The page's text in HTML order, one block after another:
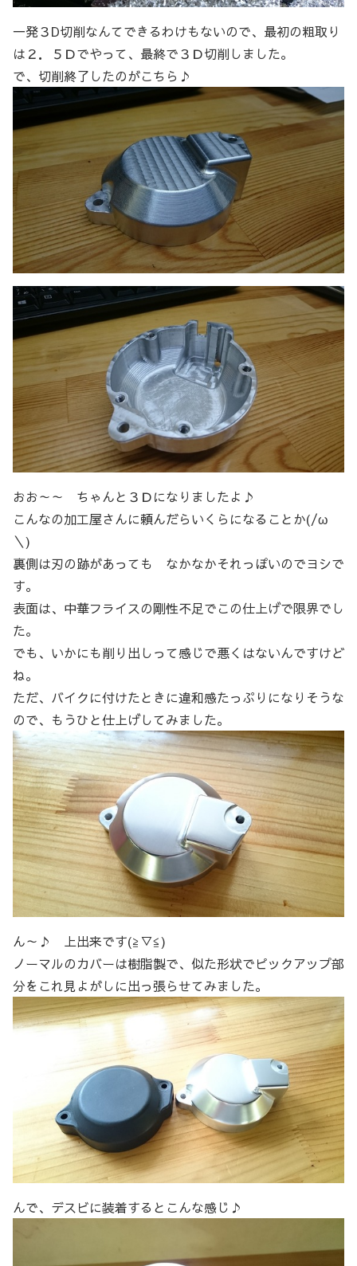
一発３D切削なんてできるわけもないので、最初の粗取り
は２．５Ｄでやって、最終で３Ｄ切削しました。
で、切削終了したのがこちら♪
おお～～ ちゃんと３Ｄになりましたよ♪
こんなの加工屋さんに頼んだらいくらになることか(/ω
＼)
裏側は刃の跡があっても なかなかそれっぽいのでヨシで
す。
表面は、中華フライスの剛性不足でこの仕上げで限界でし
た。
でも、いかにも削り出しって感じで悪くはないんですけど
ね。
ただ、バイクに付けたときに違和感たっぷりになりそうな
ので、もうひと仕上げしてみました。
ん～♪ 上出来です(≧▽≦)
ノーマルのカバーは樹脂製で、似た形状でピックアップ部
分をこれ見よがしに出っ張らせてみました。
んで、デスビに装着するとこんな感じ♪